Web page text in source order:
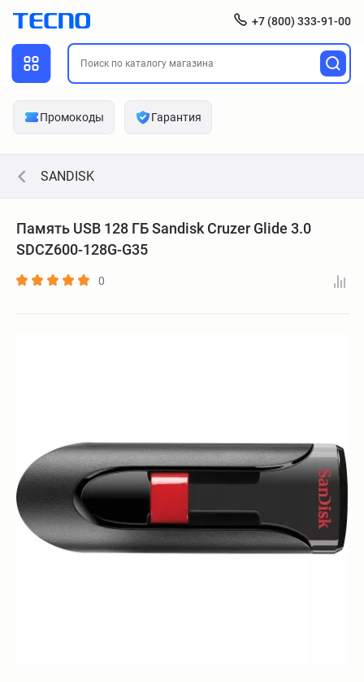
+7 (800) 333-91-00
Промокоды Гарантия
SANDISK
Память USB 128 ГБ Sandisk Cruzer Glide 3.0
SDCZ600-128G-G35
0